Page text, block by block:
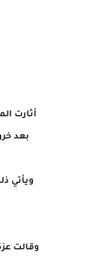
أثارت
بعد
ويأتي
وقالت